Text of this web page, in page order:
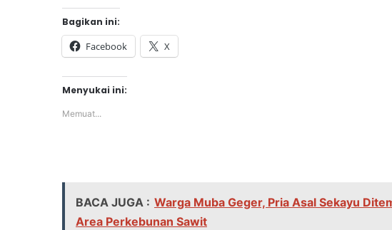
Bagikan ini:
Facebook X
Menyukai ini:
Memuat...
BACA JUGA : Warga Muba Geger, Pria Asal Sekayu
Area Perkebunan Sawit